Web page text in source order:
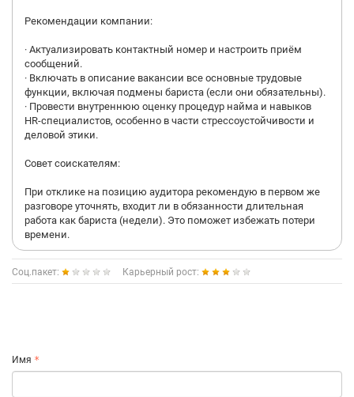
Рекомендации компании:
· Актуализировать контактный номер и настроить приём
сообщений.
· Включать в описание вакансии все основные трудовые
функции, включая подмены бариста (если они обязательны).
· Провести внутреннюю оценку процедур найма и навыков
HR-специалистов, особенно в части стрессоустойчивости и
деловой этики.
Совет соискателям:
При отклике на позицию аудитора рекомендую в первом же
разговоре уточнять, входит ли в обязанности длительная
работа как бариста (недели). Это поможет избежать потери
времени.
Соц.пакет: Карьерный рост:
Имя